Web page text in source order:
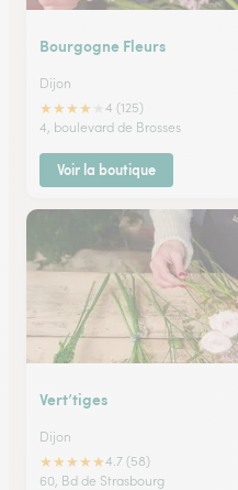
Bourgogne Fleurs
Dijon
★★★★
4 (125)
4, boulevard de Brosses
Voir la boutique
Vert’tiges
Dijon
★★★★★4.7 (58)
60, Bd de Strasbourg